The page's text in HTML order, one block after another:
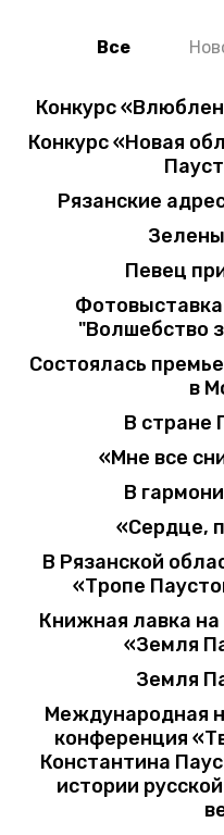
Все
Конкурс
Конкурс «Новая
Рязанские
Певец
"Волшебство
Состоялась
в
В стране
«Мне все
В
«Сердце,
В Рязанской
«Тропе
Книжная лавка
«Земля
Земля
Международная
конференция
Константина
истории